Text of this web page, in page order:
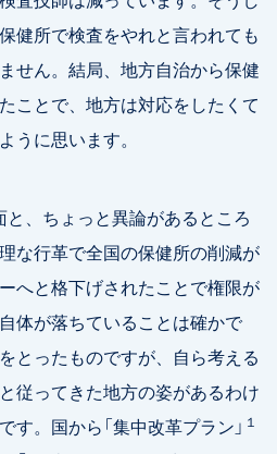
健所で検査をやれと言われても
せん。結局、地方自治から保健
ことで、地方は対応をしたくて
うに思います。
と、ちょっと異論があるところ
な行革で全国の保健所の削減が
へと格下げされたことで権限が
体が落ちていることは確かで
とったものですが、自ら考える
従ってきた地方の姿があるわけ
。国から「集中改革プラン」 １